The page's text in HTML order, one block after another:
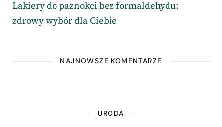
Lakiery do paznokci bez formaldehydu:
zdrowy wybór dla Ciebie
NAJNOWSZE KOMENTARZE
URODA